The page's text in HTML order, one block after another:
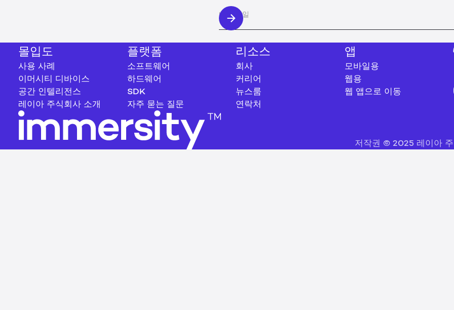
몰입도
사용 사례
이머시티 디바이스
공간 인텔리전스
레이아 주식회사 소개
플랫폼
소프트웨어
하드웨어
SDK
자주 묻는 질문
리소스
회사
커리어
뉴스룸
연락처
앱
모바일용
웹용
웹 앱으로 이동
저작권 © 2025 레이아